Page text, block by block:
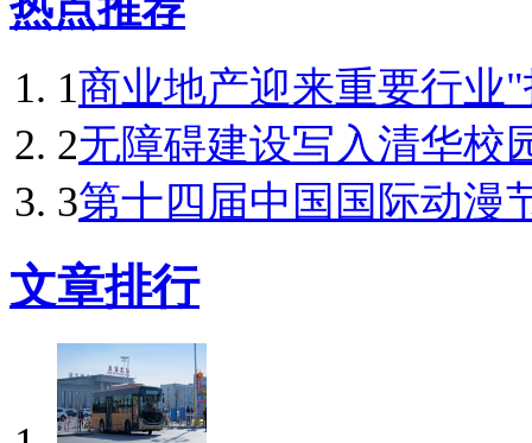
1商业地产迎来重要行业
2无障碍建设写入清华校
3第十四届中国国际动漫
文章排行